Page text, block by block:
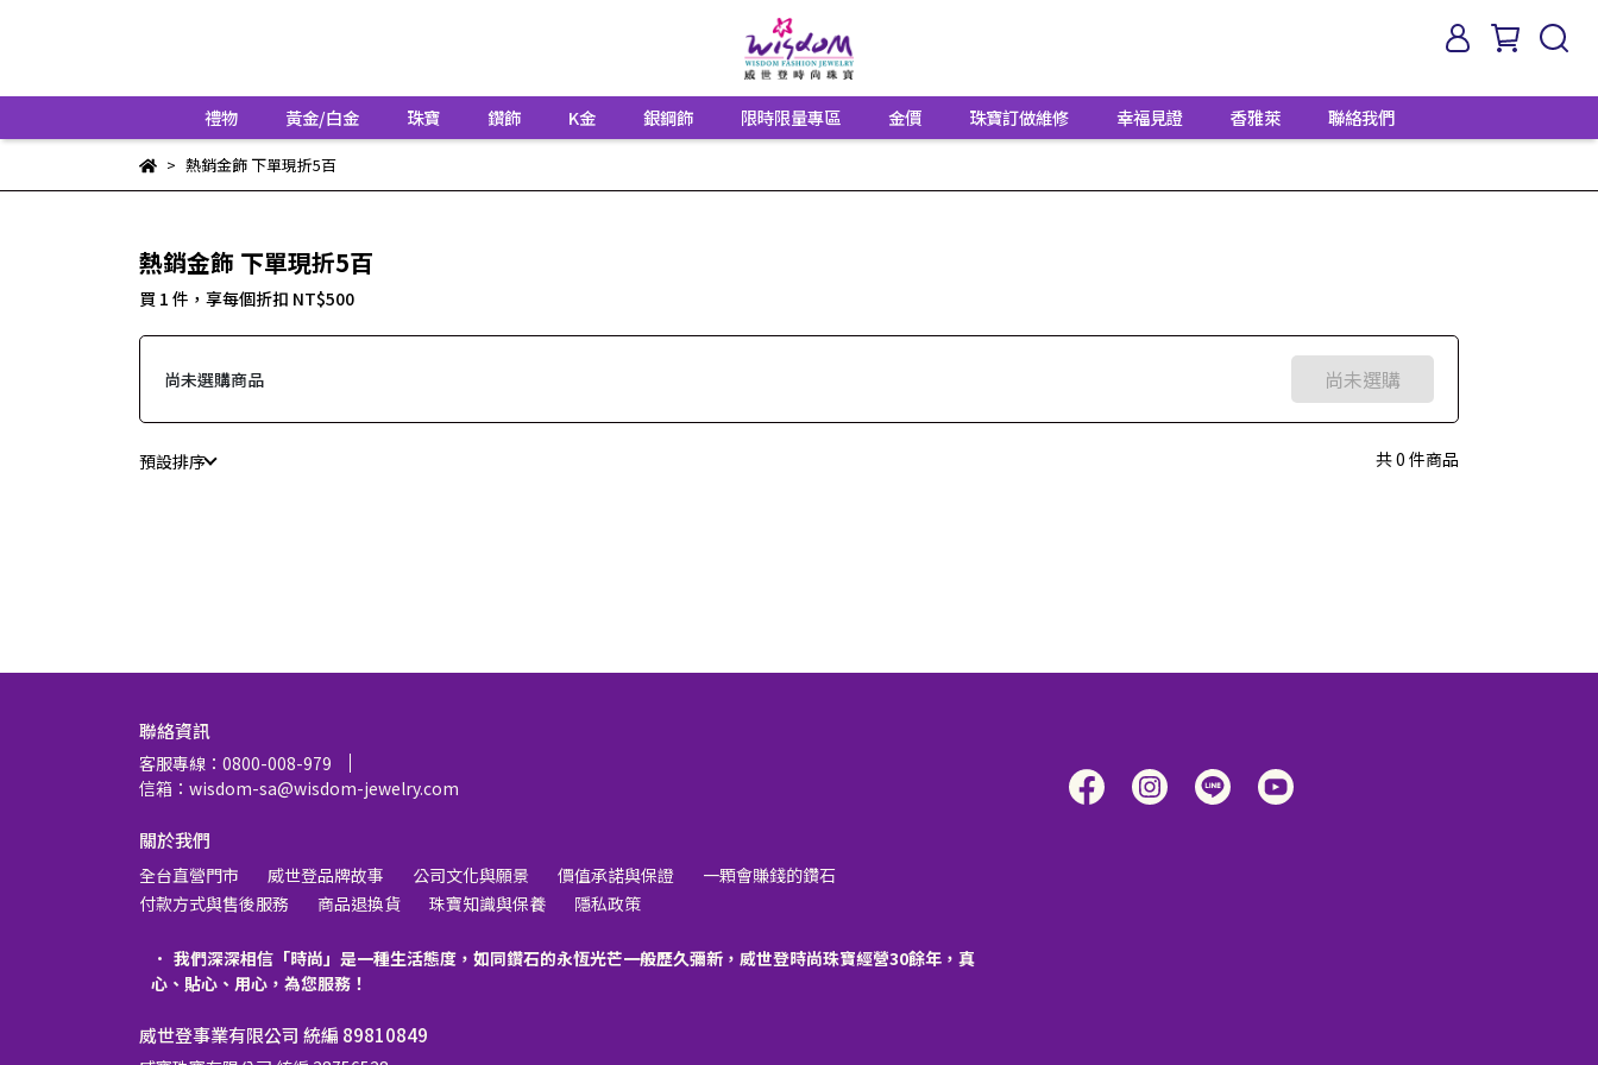
禮物 黃金/白金 珠寶 鑽飾 K金 銀鋼飾 限時限量專區 金價 珠寶訂做維修 幸福見證 香雅萊 聯絡我們
熱銷金飾 下單現折5百
熱銷金飾 下單現折5百
買 1 件， 享每個折扣 NT$500
尚未選購商品 尚未選購
預設排序 共 0 件商品
聯絡資訊
客服專線：0800-008-979
信箱：wisdom-sa@wisdom-jewelry.com
關於我們
全台直營門市 威世登品牌故事 公司文化與願景 價值承諾與保證
一顆會賺錢的鑽石
付款方式與售後服務
商品退換貨 珠寶知識與保養 隱私政策
我們深深相信「時尚」是一種生活態度，如同鑽石的永恆光芒一般歷久彌新，威世登時尚珠寶經營30餘年，真
心、貼心、用心，為您服務！
威世登事業有限公司 統編 89810849